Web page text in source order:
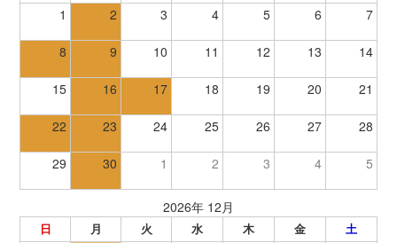
1 2 3 4 5 6 7
8 9 10 11 12 13 14
15 16 17 18 19 20 21
22 23 24 25 26 27 28
29 30 1 2 3 4 5
2026年 12月
日 月 火 水 木 金 土